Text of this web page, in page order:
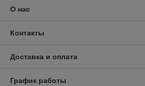
О нас
Контакты
Доставка и оплата
График работы